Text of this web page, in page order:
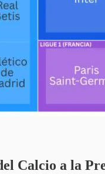
Calcio a la